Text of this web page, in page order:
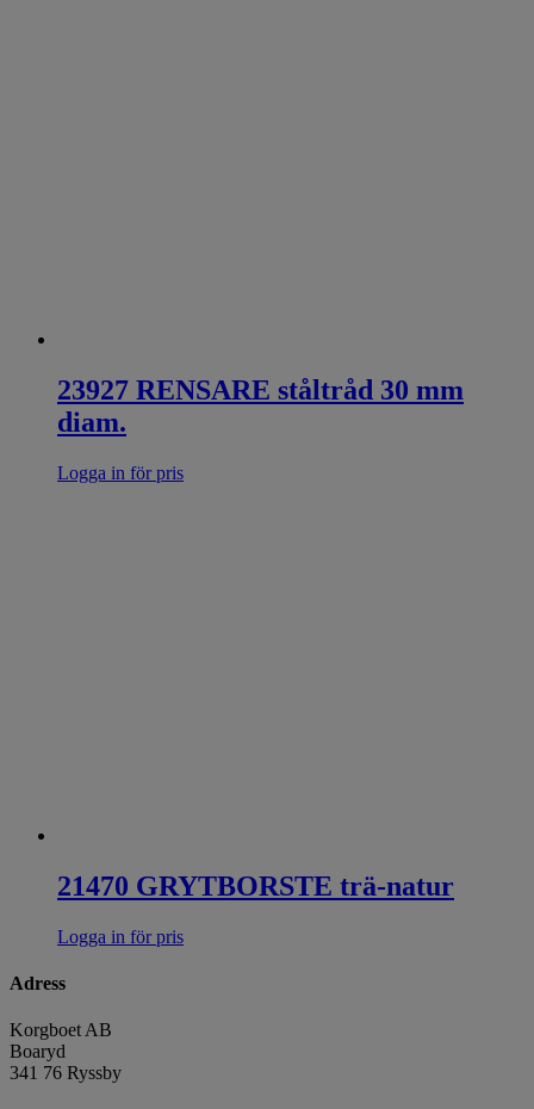
23927 RENSARE ståltråd 30 mm
diam.
Logga in för pris
21470 GRYTBORSTE trä-natur
Logga in för pris
Adress
Korgboet AB
Boaryd
341 76 Ryssby